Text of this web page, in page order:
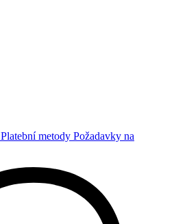
Platební metody Požadavky na